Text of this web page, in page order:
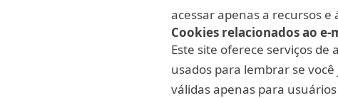
acessar apenas a recursos
Cookies relacionados ao e-
Este site oferece serviços
usados para lembrar se
válidas apenas para